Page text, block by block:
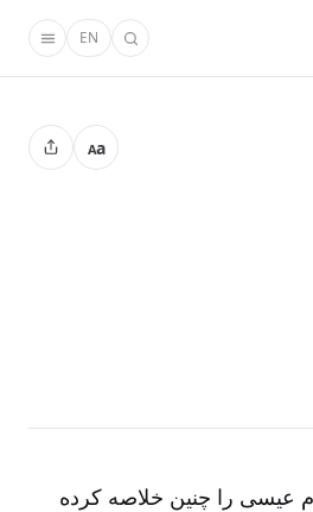
EN
Aa
عیسی را چنین خلاصه کرده